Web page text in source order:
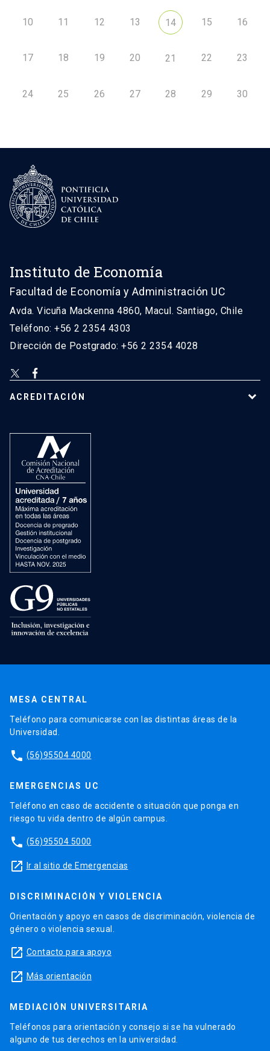
10 11 12 13 14 15 16
17 18 19 20 21 22 23
24 25 26 27 28 29 30
Instituto de Economía
Facultad de Economía y Administración UC
Avda. Vicuña Mackenna 4860, Macul. Santiago, Chile
Teléfono: +56 2 2354 4303
Dirección de Postgrado: +56 2 2354 4028
ACREDITACIÓN
MESA CENTRAL
Teléfono para comunicarse con las distintas áreas de la
Universidad.
phone (56)95504 4000
EMERGENCIAS UC
Teléfono en caso de accidente o situación que ponga en
riesgo tu vida dentro de algún campus.
phone (56)95504 5000
launch Ir al sitio de Emergencias
DISCRIMINACIÓN Y VIOLENCIA
Orientación y apoyo en casos de discriminación, violencia de
género o violencia sexual.
launch Contacto para apoyo
launch Más orientación
MEDIACIÓN UNIVERSITARIA
Teléfonos para orientación y consejo si se ha vulnerado
alguno de tus derechos en la universidad.